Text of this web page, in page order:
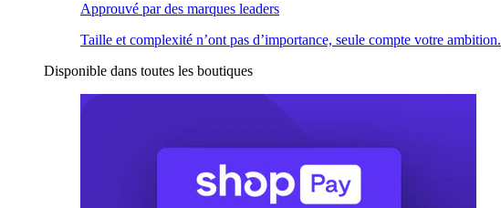
Approuvé par des marques leaders
Taille et complexité n’ont pas d’importance, seule compte votre ambition.
Disponible dans toutes les boutiques